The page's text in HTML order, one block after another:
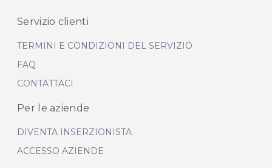
Servizio clienti
TERMINI E CONDIZIONI DEL SERVIZIO
FAQ
CONTATTACI
Per le aziende
DIVENTA INSERZIONISTA
ACCESSO AZIENDE